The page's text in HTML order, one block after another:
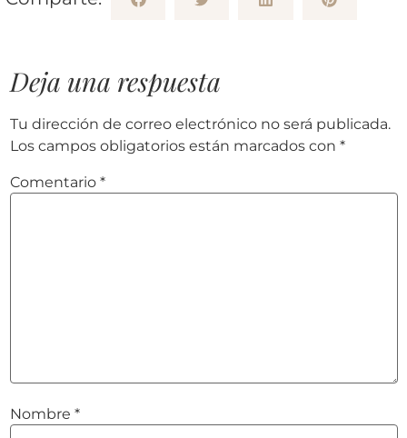
Deja una respuesta
Tu dirección de correo electrónico no será publicada.
Los campos obligatorios están marcados con *
Comentario *
Nombre *